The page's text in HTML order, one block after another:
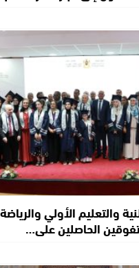
والتعليم الأولي
الحاصلين على…